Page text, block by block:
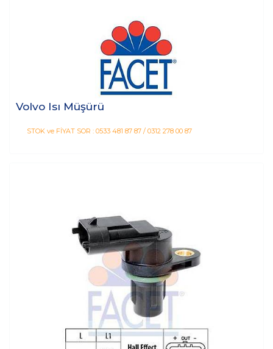
Volvo Isı Müşürü
STOK ve FİYAT SOR : 0533 481 87 87 / 0312 278 00 87